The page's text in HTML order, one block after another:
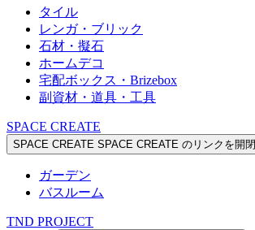
タイル
レンガ・ブリック
石材・擬石
ホームデコ
宅配ボックス・Brizebox
副資材・道具・工具
SPACE CREATE
SPACE CREATE SPACE CREATE のリンクを開閉
ガーデン
バスルーム
TND PROJECT